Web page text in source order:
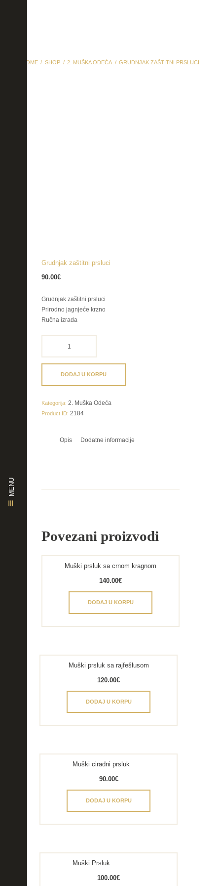
MENU
HOME SHOP 2. MUŠKA ODEĆA GRUDNJAK ZAŠTITNI PRSLUCI
Grudnjak zaštitni prsluci
90.00€
Grudnjak zaštitni prsluci
Prirodno jagnjeće krzno
Ručna izrada
količinaDODAJ U KORPU
Kategorija: 2. Muška Odeća
Product ID: 2184
Opis Dodatne informacije
Povezani proizvodi
Muški prsluk sa crnom kragnom
140.00€
DODAJ U KORPU
Muški prsluk sa rajfešlusom
120.00€
DODAJ U KORPU
Muški ciradni prsluk
90.00€
DODAJ U KORPU
Muški Prsluk
100.00€